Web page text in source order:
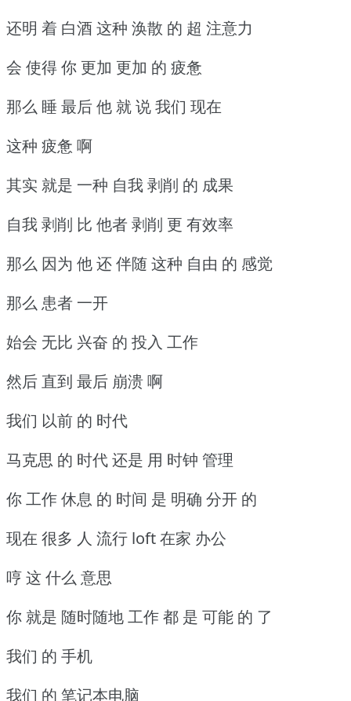
还明 着 白酒 这种 涣散 的 超 注意力
会 使得 你 更加 更加 的 疲惫
那么 睡 最后 他 就 说 我们 现在
这种 疲惫 啊
其实 就是 一种 自我 剥削 的 成果
自我 剥削 比 他者 剥削 更 有效率
那么 因为 他 还 伴随 这种 自由 的 感觉
那么 患者 一开
始会 无比 兴奋 的 投入 工作
然后 直到 最后 崩溃 啊
我们 以前 的 时代
马克思 的 时代 还是 用 时钟 管理
你 工作 休息 的 时间 是 明确 分开 的
现在 很多 人 流行 loft 在家 办公
哼 这 什么 意思
你 就是 随时随地 工作 都 是 可能 的 了
我们 的 手机
我们 的 笔记本电脑